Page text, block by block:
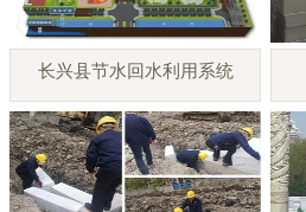
长兴县节水回水利用系统